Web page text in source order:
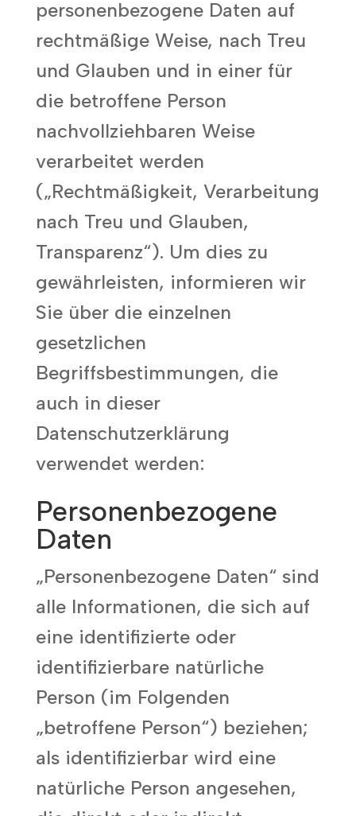
personenbezogene Daten auf
rechtmäßige Weise, nach Treu
und Glauben und in einer für
die betroffene Person
nachvollziehbaren Weise
verarbeitet werden
(„Rechtmäßigkeit, Verarbeitung
nach Treu und Glauben,
Transparenz“). Um dies zu
gewährleisten, informieren wir
Sie über die einzelnen
gesetzlichen
Begriffsbestimmungen, die
auch in dieser
Datenschutzerklärung
verwendet werden:
Personenbezogene
Daten
„Personenbezogene Daten“ sind
alle Informationen, die sich auf
eine identifizierte oder
identifizierbare natürliche
Person (im Folgenden
„betroffene Person“) beziehen;
als identifizierbar wird eine
natürliche Person angesehen,